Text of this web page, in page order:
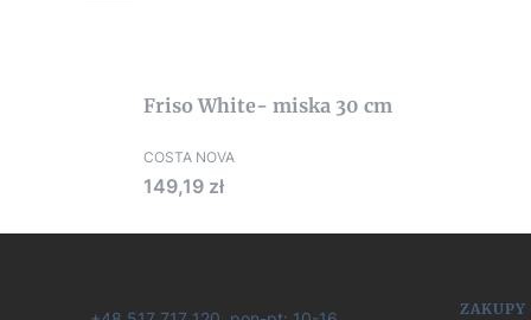
Friso White- miska 30 cm
COSTA NOVA
Cena
149,19 zł
ZAKUPY